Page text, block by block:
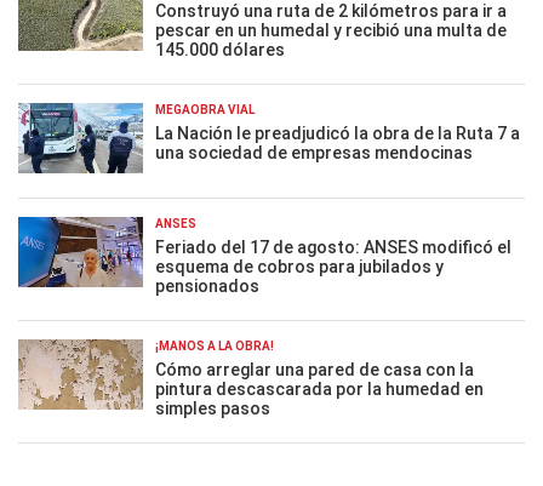
Construyó una ruta de 2 kilómetros para ir a
pescar en un humedal y recibió una multa de
145.000 dólares
MEGAOBRA VIAL
La Nación le preadjudicó la obra de la Ruta 7 a
una sociedad de empresas mendocinas
ANSES
Feriado del 17 de agosto: ANSES modificó el
esquema de cobros para jubilados y
pensionados
¡MANOS A LA OBRA!
Cómo arreglar una pared de casa con la
pintura descascarada por la humedad en
simples pasos